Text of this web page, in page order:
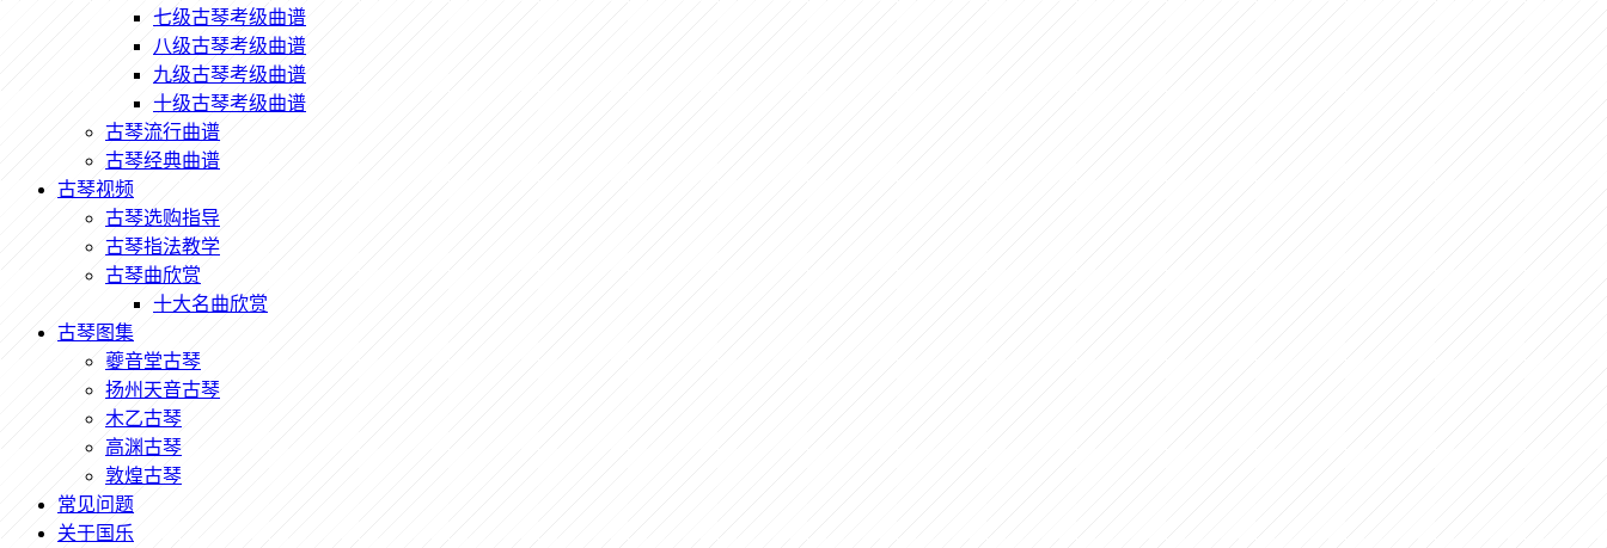
七级古琴考级曲谱
八级古琴考级曲谱
九级古琴考级曲谱
十级古琴考级曲谱
古琴流行曲谱
古琴经典曲谱
古琴视频
古琴选购指导
古琴指法教学
古琴曲欣赏
十大名曲欣赏
古琴图集
夔音堂古琴
扬州天音古琴
木乙古琴
高渊古琴
敦煌古琴
常见问题
关于国乐